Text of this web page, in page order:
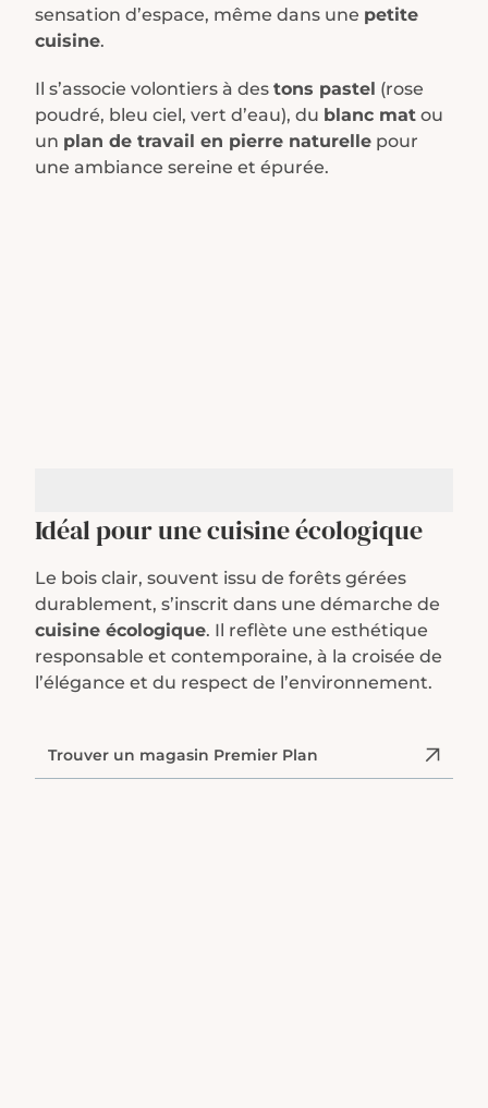
sensation d’espace, même dans une petite
cuisine.
Il s’associe volontiers à des tons pastel (rose
poudré, bleu ciel, vert d’eau), du blanc mat ou
un plan de travail en pierre naturelle pour
une ambiance sereine et épurée.
Idéal pour une cuisine écologique
Le bois clair, souvent issu de forêts gérées
durablement, s’inscrit dans une démarche de
cuisine écologique. Il reflète une esthétique
responsable et contemporaine, à la croisée de
l’élégance et du respect de l’environnement.
Trouver un magasin Premier Plan